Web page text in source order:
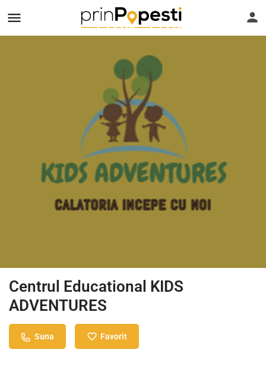
Centrul Educational KIDS
ADVENTURES
Suna Favorit